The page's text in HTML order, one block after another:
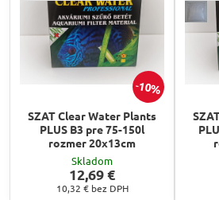
10%
SZAT Clear Water Plants
PLUS B3 pre 75-150l
rozmer 20x13cm
Skladom
12,69 €
10,32 € bez DPH